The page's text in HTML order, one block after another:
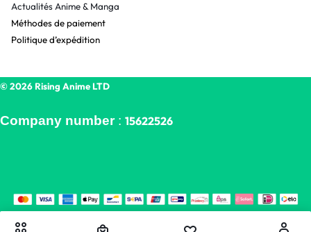
Actualités Anime & Manga
Méthodes de paiement
Politique d’expédition
© 2026 Rising Anime LTD
Company number: 15622526